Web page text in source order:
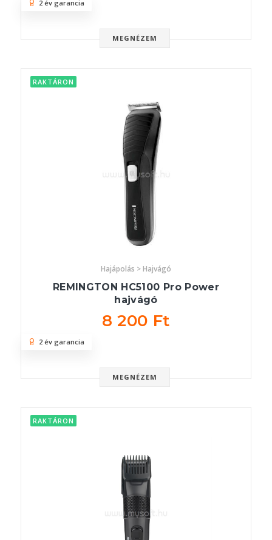
MEGNÉZEM
2 év garancia
RAKTÁRON
Hajápolás > Hajvágó
REMINGTON HC5100 Pro Power
hajvágó
8 200 Ft
MEGNÉZEM
2 év garancia
RAKTÁRON